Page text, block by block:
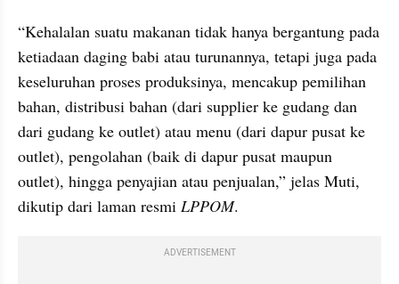
“Kehalalan suatu makanan tidak hanya bergantung pada
ketiadaan daging babi atau turunannya, tetapi juga pada
keseluruhan proses produksinya, mencakup pemilihan
bahan, distribusi bahan (dari supplier ke gudang dan
dari gudang ke outlet) atau menu (dari dapur pusat ke
outlet), pengolahan (baik di dapur pusat maupun
outlet), hingga penyajian atau penjualan,” jelas Muti,
dikutip dari laman resmi LPPOM.
ADVERTISEMENT